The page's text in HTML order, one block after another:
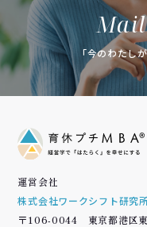
「今のわたし
運営会社
株式会社ワークシフト研究
〒106-0044 東京都港区